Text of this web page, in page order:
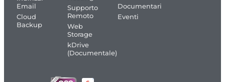
Email
Cloud
Backup
Supporto
Remoto
Web
Storage
kDrive
(Documentale)
Documentari
Eventi